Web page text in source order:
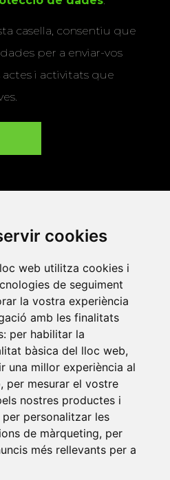
cookies
web utilitza cookies i
de seguiment
la vostra experiència
amb les finalitats
per habilitar la
bàsica del lloc web,
una millor experiència al
, per mesurar el vostre
nostres productes i
per personalitzar les
de màrqueting, per
més rellevants per a
casella, consentiu que
per a enviar-vos
i activitats que
a Twitter